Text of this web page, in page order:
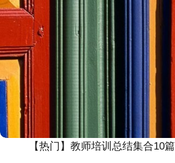
【热门】教师培训总结集合10篇